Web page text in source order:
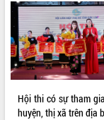
Hội thi có sự tham
huyện, thị xã trên địa